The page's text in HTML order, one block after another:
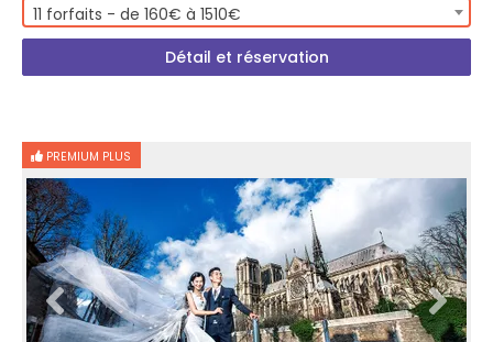
11 forfaits - de 160€ à 1510€
Détail et réservation
PREMIUM PLUS